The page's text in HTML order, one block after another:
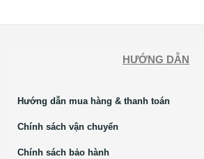
HƯỚNG DẪN
Hướng dẫn mua hàng & thanh toán
Chính sách vận chuyển
Chính sách bảo hành